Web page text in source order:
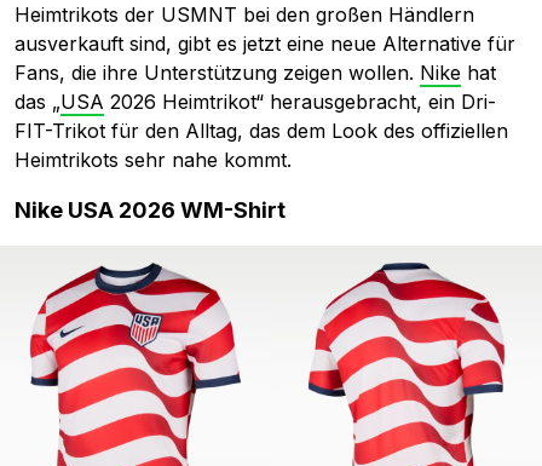
Heimtrikots der USMNT bei den großen Händlern
ausverkauft sind, gibt es jetzt eine neue Alternative für
Fans, die ihre Unterstützung zeigen wollen. Nike hat
das „USA 2026 Heimtrikot“ herausgebracht, ein Dri-
FIT-Trikot für den Alltag, das dem Look des offiziellen
Heimtrikots sehr nahe kommt.
Nike USA 2026 WM-Shirt